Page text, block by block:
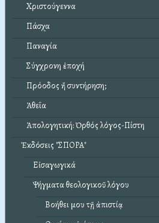
Χριστούγεννα
Πάσχα
Παναγία
Σύγχρονη ἐποχή
Πρόοδος ἤ συντήρηση;
Ἀθεΐα
Ἀπολογητική: Ὀρθός λόγος-Πίστη
Ἐκδόσεις "ΣΠΟΡΑ"
Εἰσαγωγικά
Ψήγματα θεολογικοῦ λόγου
Βοήθει μου τῇ ἀπιστίᾳ